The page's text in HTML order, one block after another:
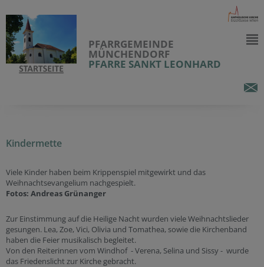
PFARRGEMEINDE
MÜNCHENDORF
PFARRE SANKT LEONHARD
Kindermette
Viele Kinder haben beim Krippenspiel mitgewirkt und das
Weihnachtsevangelium nachgespielt.
Fotos: Andreas Grünanger
Zur Einstimmung auf die Heilige Nacht wurden viele Weihnachtslieder
gesungen. Lea, Zoe, Vici, Olivia und Tomathea, sowie die Kirchenband
haben die Feier musikalisch begleitet.
Von den Reiterinnen vom Windhof - Verena, Selina und Sissy - wurde
das Friedenslicht zur Kirche gebracht.